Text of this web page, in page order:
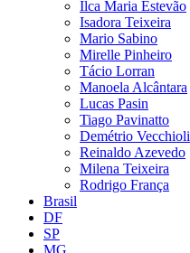
Ilca Maria Estevão
Isadora Teixeira
Mario Sabino
Mirelle Pinheiro
Tácio Lorran
Manoela Alcântara
Lucas Pasin
Tiago Pavinatto
Demétrio Vecchioli
Reinaldo Azevedo
Milena Teixeira
Rodrigo França
Brasil
DF
SP